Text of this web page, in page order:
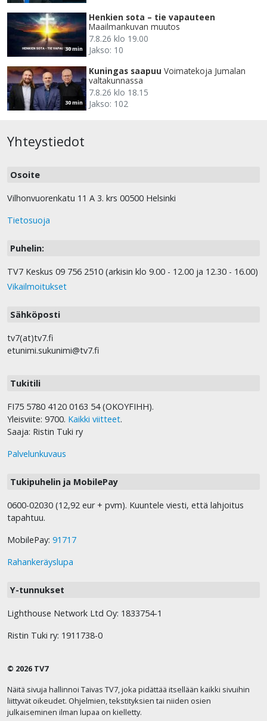
30 min
Henkien sota – tie vapauteen
Maailmankuvan muutos
7.8.26 klo 19.00
Jakso: 10
30 min
Kuningas saapuu Voimatekoja Jumalan
valtakunnassa
7.8.26 klo 18.15
Jakso: 102
Yhteystiedot
Osoite
Vilhonvuorenkatu 11 A 3. krs 00500 Helsinki
Tietosuoja
Puhelin:
TV7 Keskus 09 756 2510 (arkisin klo 9.00 - 12.00 ja 12.30 - 16.00)
Vikailmoitukset
Sähköposti
tv7(at)tv7.fi
etunimi.sukunimi@tv7.fi
Tukitili
FI75 5780 4120 0163 54 (OKOYFIHH).
Yleisviite: 9700. Kaikki viitteet.
Saaja: Ristin Tuki ry
Palvelunkuvaus
Tukipuhelin ja MobilePay
0600-02030 (12,92 eur + pvm). Kuuntele viesti, että lahjoitus
tapahtuu.
MobilePay: 91717
Rahankeräyslupa
Y-tunnukset
Lighthouse Network Ltd Oy: 1833754-1
Ristin Tuki ry: 1911738-0
© 2026 TV7
Näitä sivuja hallinnoi Taivas TV7, joka pidättää itsellään kaikki sivuihin
liittyvät oikeudet. Ohjelmien, tekstityksien tai niiden osien
julkaiseminen ilman lupaa on kielletty.